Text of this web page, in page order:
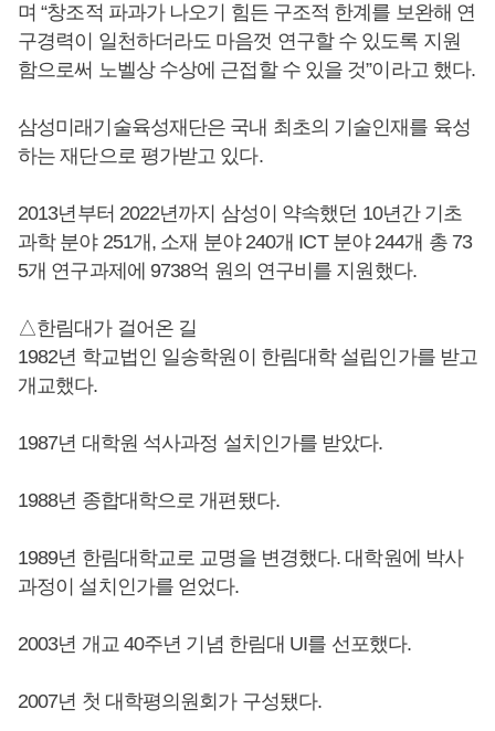
며 “창조적 파과가 나오기 힘든 구조적 한계를 보완해 연
구경력이 일천하더라도 마음껏 연구할 수 있도록 지원
함으로써 노벨상 수상에 근접할 수 있을 것”이라고 했다.
삼성미래기술육성재단은 국내 최초의 기술인재를 육성
하는 재단으로 평가받고 있다.
2013년부터 2022년까지 삼성이 약속했던 10년간 기초
과학 분야 251개, 소재 분야 240개 ICT 분야 244개 총 73
5개 연구과제에 9738억 원의 연구비를 지원했다.
△한림대가 걸어온 길
1982년 학교법인 일송학원이 한림대학 설립인가를 받고
개교했다.
1987년 대학원 석사과정 설치인가를 받았다.
1988년 종합대학으로 개편됐다.
1989년 한림대학교로 교명을 변경했다. 대학원에 박사
과정이 설치인가를 얻었다.
2003년 개교 40주년 기념 한림대 UI를 선포했다.
2007년 첫 대학평의원회가 구성됐다.